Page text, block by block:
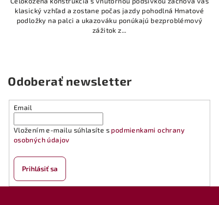
klasický vzhľad a zostane počas jazdy pohodlná Hmatové
podložky na palci a ukazováku ponúkajú bezproblémový
zážitok z...
Odoberať newsletter
Email
Vložením e-mailu súhlasíte s podmienkami ochrany
osobných údajov
Prihlásiť sa